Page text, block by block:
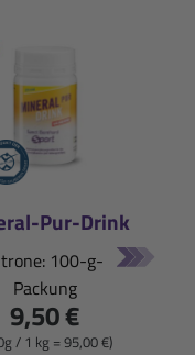
Pur-Drink
100-g-
Packung
9,50 €
/ 1 kg = 95,00 €)